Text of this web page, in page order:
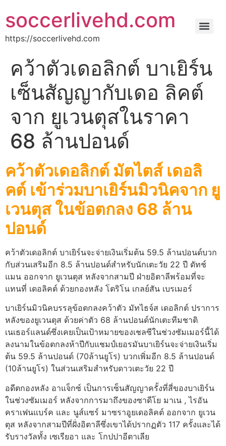
soccerlivehd.com
https://soccerlivehd.com
คว้าตัวเดอลิกต์ บาเยิร์น
เซ็นสัญญากับเดอ ลิคต์
จาก ยูเวนตุสในราคา
68 ล้านปอนด์
คว้าตัวเดอลิกต์ มัตไตส์ เดอลิ
คต์ เข้าร่วมบาเยิร์นมิวนิคจาก ยู
เวนตุส ในข้อตกลง 68 ล้าน
ปอนด์
คว้าตัวเดอลิกต์ บาเยิร์นจะจ่ายเงินเริ่มต้น 59.5 ล้านปอนด์บวก
กับส่วนเสริมอีก 8.5 ล้านปอนด์สำหรับนักเตะวัย 22 ปี ดัทช์
แมน ออกจาก ยูเวนตุส หลังจากสามปี ฝ่ายอิตาลีพร้อมที่จะ
แทนที่ เดอลิคต์ ด้วยกองหลัง โตริโน เกลย์สัน เบรเมอร์
บาเยิร์นมิวนิคบรรลุข้อตกลงคว้าตัว มัทไธจ์ส เดอลิกต์ ปราการ
หลังของยูเวนตุส ด้วยค่าตัว 68 ล้านปอนด์นักเตะทีมชาติ
เนเธอร์แลนด์ซึ่งเคยเป็นเป้าหมายของเชลซีในช่วงซัมเมอร์นี้ได้
ลงนามในข้อตกลงห้าปีกับแชมป์เยอรมันบาเยิร์นจะจ่ายเงินเริ่ม
ต้น 59.5 ล้านปอนด์ (70ล้านยูโร) บวกเพิ่มอีก 8.5 ล้านปอนด์
(10ล้านยูโร) ในส่วนเสริมสำหรับดาวเตะวัย 22 ปี
อดีตกองหลัง อาแจ็กซ์ เป็นการเซ็นสัญญาครั้งที่สี่ของบาเยิร์น
ในช่วงซัมเมอร์ หลังจากการมาถึงของซาดีโย มาเน , ไรอัน
คราเฟนแบร์ค และ นูส์แซร์ มาซราอูยเดอลิคต์ ออกจาก ยูเวน
ตุส หลังจากสามปีที่ฝั่งอิตาลีซึ่งเขาได้ปรากฏตัว 117 ครั้งและได้
รับรางวัลทั้ง เซเรียอา และ โกปปาอีตาเลีย